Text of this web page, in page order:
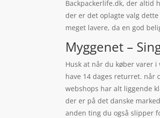
Backpackerlife.dk, der altid
der er det oplagte valg
meget lavere, da en god
Myggenet –
Husk at når du køber varer
have 14 dages returret.
webshops har alt liggende
der er på det danske
anden ting du også slipper